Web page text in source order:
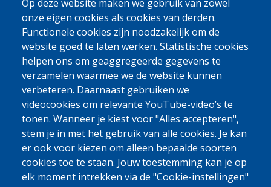
contracten afgesloten om een wagen aan te kopen en kon hij snel als
koerier aan de slag.
VERLENGDE MEDISCHE STEUN
Zes maanden later was Igor nog steeds tewerkgesteld als koerier en
gingen de zaken goed. Zijn vrouw zorgde voor hun zoon maar wilde
opnieuw bij een bank gaan werken. Hun zoon was op dat moment drie
jaar en zou naar de kleuterschool gaan. De familie was heel dankbaar
deze nieuwe start van hun leven in Oekraïne. Igor en zijn zoon kregen
nog verdere steun voor de aankoop van de medicatie zodat hun
medische situatie onder controle bleef.
Op deze website maken we gebruik van zowel
onze eigen cookies als cookies van derden.
Functionele cookies zijn noodzakelijk om de
website goed te laten werken. Statistische cookies
helpen ons om geaggregeerde gegevens te
verzamelen waarmee we de website kunnen
verbeteren. Daarnaast gebruiken we
videocookies om relevante YouTube-video’s te
tonen. Wanneer je kiest voor "Alles accepteren",
stem je in met het gebruik van alle cookies. Je kan
er ook voor kiezen om alleen bepaalde soorten
cookies toe te staan. Jouw toestemming kan je op
elk moment intrekken via de "Cookie-instellingen"